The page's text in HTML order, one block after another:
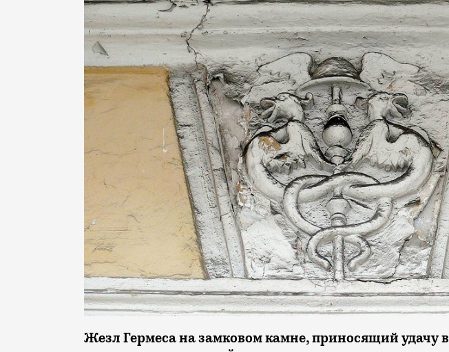
Жезл Гермеса на замковом камне, приносящий удачу в